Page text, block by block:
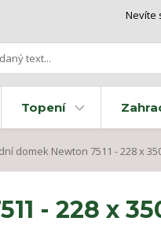
Nevíte
Topení
domek Newton 7511 - 228 x
- 228 x